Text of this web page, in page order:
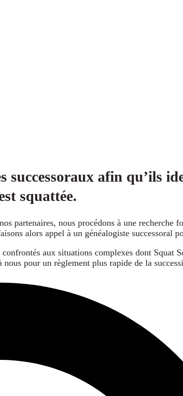
successoraux afin qu’ils
squattée.
partenaires, nous procédons à une
alors appel à un généalogiste successoral
aux situations complexes dont Squat
pour un règlement plus rapide de la